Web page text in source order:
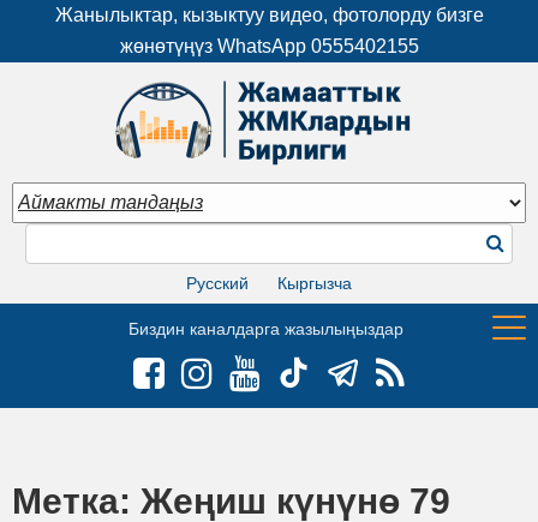
Жанылыктар, кызыктуу видео, фотолорду бизге
жөнөтүңүз WhatsApp 0555402155
Русский Кыргызча
Биздин каналдарга жазылыңыздар
Метка: Жеңиш күнүнө 79